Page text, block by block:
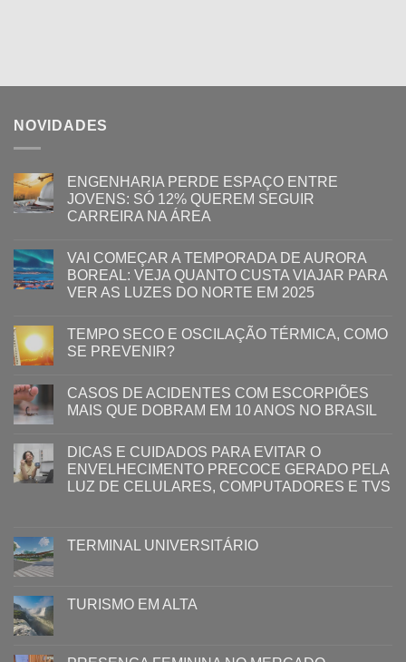
NOVIDADES
ENGENHARIA PERDE ESPAÇO ENTRE
JOVENS: SÓ 12% QUEREM SEGUIR
CARREIRA NA ÁREA
VAI COMEÇAR A TEMPORADA DE AURORA
BOREAL: VEJA QUANTO CUSTA VIAJAR PARA
VER AS LUZES DO NORTE EM 2025
TEMPO SECO E OSCILAÇÃO TÉRMICA, COMO
SE PREVENIR?
CASOS DE ACIDENTES COM ESCORPIÕES
MAIS QUE DOBRAM EM 10 ANOS NO BRASIL
DICAS E CUIDADOS PARA EVITAR O
ENVELHECIMENTO PRECOCE GERADO PELA
LUZ ​DE CELULARES, COMPUTADORES E TVS​​
TERMINAL UNIVERSITÁRIO
TURISMO EM ALTA